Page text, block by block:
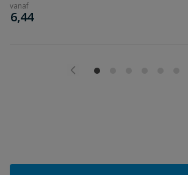
vanaf
€
6,44